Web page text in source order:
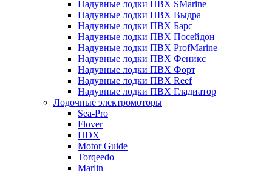
Надувные лодки ПВХ SMarine
Надувные лодки ПВХ Выдра
Надувные лодки ПВХ Барс
Надувные лодки ПВХ Посейдон
Надувные лодки ПВХ ProfMarine
Надувные лодки ПВХ Феникс
Надувные лодки ПВХ Форт
Надувные лодки ПВХ Reef
Надувные лодки ПВХ Гладиатор
Лодочные электромоторы
Sea-Pro
Flover
HDX
Motor Guide
Torqeedo
Marlin